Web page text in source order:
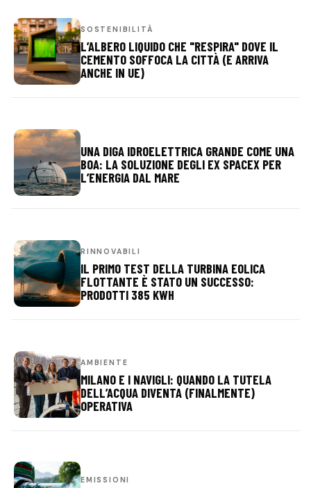
SOSTENIBILITÀ
L’ALBERO LIQUIDO CHE "RESPIRA" DOVE IL
CEMENTO SOFFOCA LA CITTÀ (E ARRIVA
ANCHE IN UE)
UNA DIGA IDROELETTRICA GRANDE COME UNA
BOA: LA SOLUZIONE DEGLI EX SPACEX PER
L’ENERGIA DAL MARE
RINNOVABILI
IL PRIMO TEST DELLA TURBINA EOLICA
FLOTTANTE È STATO UN SUCCESSO:
PRODOTTI 385 KWH
AMBIENTE
MILANO E I NAVIGLI: QUANDO LA TUTELA
DELL’ACQUA DIVENTA (FINALMENTE)
OPERATIVA
EMISSIONI